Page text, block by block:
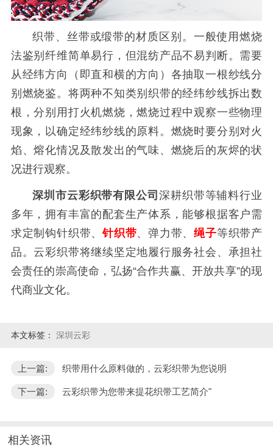
织带、丝带或缎带的材质区别。一般使用燃烧
法鉴别纤维简单易行，但混纺产品不易判断。需要
从经纬方向（即直和横的方向）各抽取一根纱线分
别燃烧鉴。将两种不知类别织带的经纬纱线拆出数
根，分别用打火机燃烧，燃烧过程中观察一些物理
现象，以确定经纬纱线的原料。燃烧时要分别对火
焰、熔化情况及散发出的气味、燃烧后的灰烬的状
况进行观察。
深圳市云彩织带有限公司 深耕织带等辅料行业
多年，拥有丰富的配套生产体系，能够根据客户需
求定制钩针织带、针织带、弹力带、绳子等织带产
品。云彩织带将继续坚定地履行服务社会、承担社
会责任的崇高使命，弘扬“合作共赢、开放共享”的现
代商业文化。
本文标签： 深圳云彩
上一篇: 织带用什么原料做的，云彩织带为您说明
下一篇: 云彩织带为您带来提花织带工艺简介"
相关资讯